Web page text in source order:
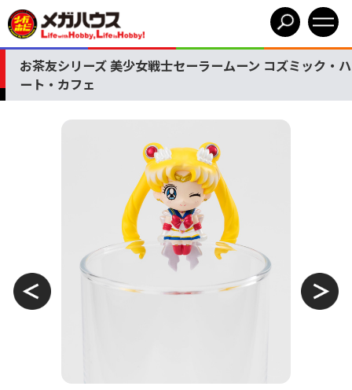
お茶友シリーズ 美少女戦士セーラームーン コズミック・ハ
ート・カフェ